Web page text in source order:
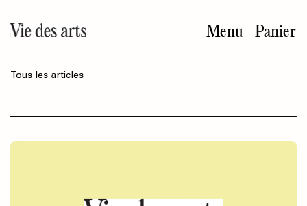
au
contenu
Menu Panier
Tous les articles